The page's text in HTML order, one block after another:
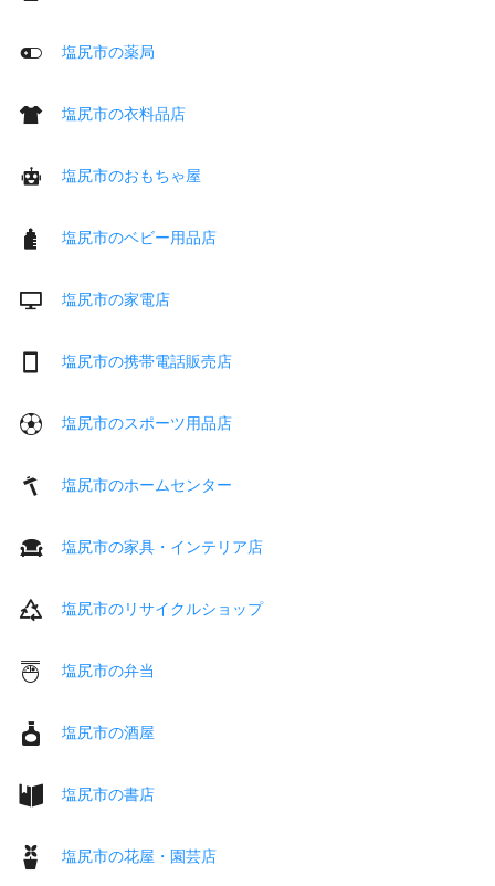
塩尻市の薬局
塩尻市の衣料品店
塩尻市のおもちゃ屋
塩尻市のベビー用品店
塩尻市の家電店
塩尻市の携帯電話販売店
塩尻市のスポーツ用品店
塩尻市のホームセンター
塩尻市の家具・インテリア店
塩尻市のリサイクルショップ
塩尻市の弁当
塩尻市の酒屋
塩尻市の書店
塩尻市の花屋・園芸店